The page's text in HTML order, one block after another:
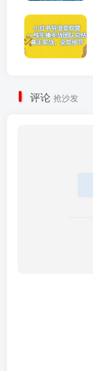
评论 抢沙发